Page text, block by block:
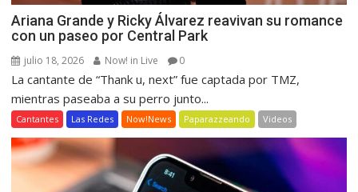
Ariana Grande y Ricky Álvarez reavivan su romance
con un paseo por Central Park
julio 18, 2026 Now! in Live 0
La cantante de “Thank u, next” fue captada por TMZ,
mientras paseaba a su perro junto...
Cantantes Las Redes Now!News Paparazzeando Videos